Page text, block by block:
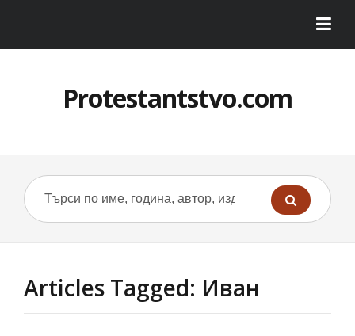
Protestantstvo.com
Articles Tagged: Иван